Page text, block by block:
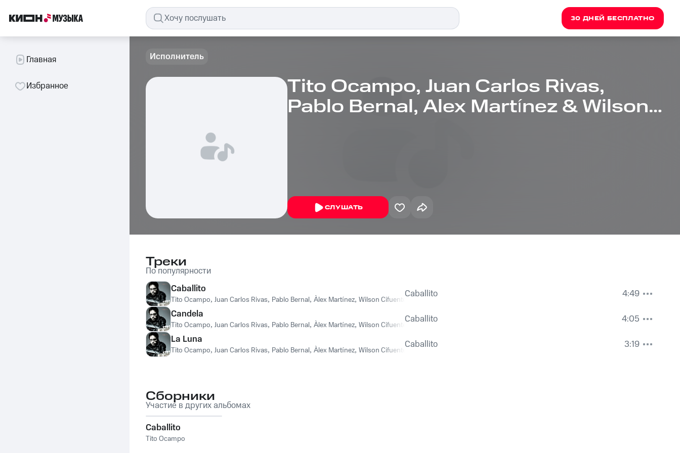
30 ДНЕЙ БЕСПЛАТНО
Главная
Избранное
Исполнитель
Tito Ocampo, Juan Carlos Rivas,
Pablo Bernal, Alex Martínez & Wilson
СЛУШАТЬ
Треки
По популярности
Caballito
Tito Ocampo, Juan Carlos Rivas, Pablo Bernal, Àlex Martínez, Wilson Cifuentes ,
Caballito
4:49
Candela
Tito Ocampo, Juan Carlos Rivas, Pablo Bernal, Àlex Martínez, Wilson Cifuentes ,
Caballito
4:05
La Luna
Tito Ocampo, Juan Carlos Rivas, Pablo Bernal, Àlex Martínez, Wilson Cifuentes ,
Caballito 3:19
Сборники
Участие в других альбомах
Caballito
Tito Ocampo